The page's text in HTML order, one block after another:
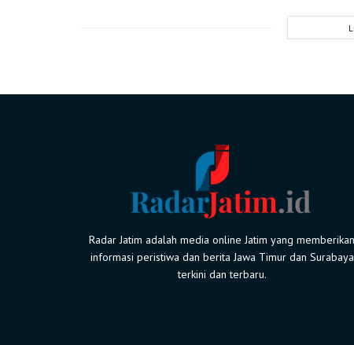
Radar Jatim adalah media online Jatim yang memberikan
informasi peristiwa dan berita Jawa Timur dan Surabaya
terkini dan terbaru.